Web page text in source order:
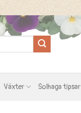
Växter Solhaga tipsar